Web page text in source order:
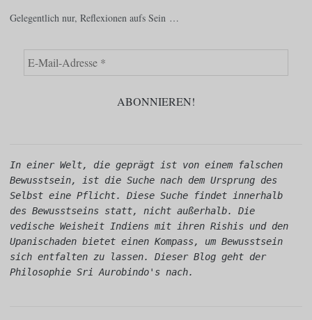
Gelegentlich nur, Reflexionen aufs Sein …
In einer Welt, die geprägt ist von einem falschen
Bewusstsein, ist die Suche nach dem Ursprung des
Selbst eine Pflicht. Diese Suche findet innerhalb
des Bewusstseins statt, nicht außerhalb. Die
vedische Weisheit Indiens mit ihren Rishis und den
Upanischaden bietet einen Kompass, um Bewusstsein
sich entfalten zu lassen. Dieser Blog geht der
Philosophie Sri Aurobindo's nach.